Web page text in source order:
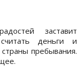
заставит
деньги и
пребывания.